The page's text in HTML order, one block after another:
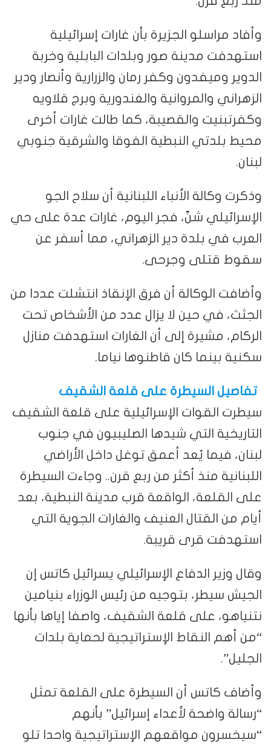
وأفاد مراسلو الجزيرة بأن غارات إسرائيلية
استهدفت مدينة صور وبلدات البابلية وخربة
الدوير وميفدون وكفر رمان والزرارية وأنصار ودير
الزهراني والمروانية والغندورية وبرج قلاويه
وكفرتبنيت والقصيبة، كما طالت غارات أخرى
محيط بلدتي النبطية الفوقا والشرقية جنوبي
لبنان.
وذكرت وكالة الأنباء اللبنانية أن سلاح الجو
الإسرائيلي شنّ، فجر اليوم، غارات عدة على حي
العرب في بلدة دير الزهراني، مما أسفر عن
سقوط قتلى وجرحى.
وأضافت الوكالة أن فرق الإنقاذ انتشلت عددا من
الجثث، في حين لا يزال عدد من الأشخاص تحت
الركام، مشيرة إلى أن الغارات استهدفت منازل
سكنية بينما كان قاطنوها نياما.
تفاصيل السيطرة على قلعة الشقيف
سيطرت القوات الإسرائيلية على قلعة الشقيف
التاريخية التي شيدها الصليبيون في جنوب
لبنان، فيما يُعد أعمق توغل داخل الأراضي
اللبنانية منذ أكثر من ربع قرن.. وجاءت السيطرة
على القلعة، الواقعة قرب مدينة النبطية، بعد
أيام من القتال العنيف والغارات الجوية التي
استهدفت قرى قريبة.
وقال وزير الدفاع الإسرائيلي يسرائيل كاتس إن
الجيش سيطر، بتوجيه من رئيس الوزراء بنيامين
نتنياهو، على قلعة الشقيف، واصفا إياها بأنها
“من أهم النقاط الإستراتيجية لحماية بلدات
الجليل”.
وأضاف كاتس أن السيطرة على القلعة تمثل
“رسالة واضحة لأعداء إسرائيل” بأنهم
“سيخسرون مواقعهم الإستراتيجية واحدا تلو